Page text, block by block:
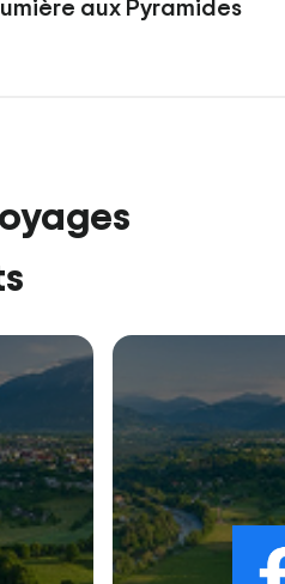
aux Pyramides